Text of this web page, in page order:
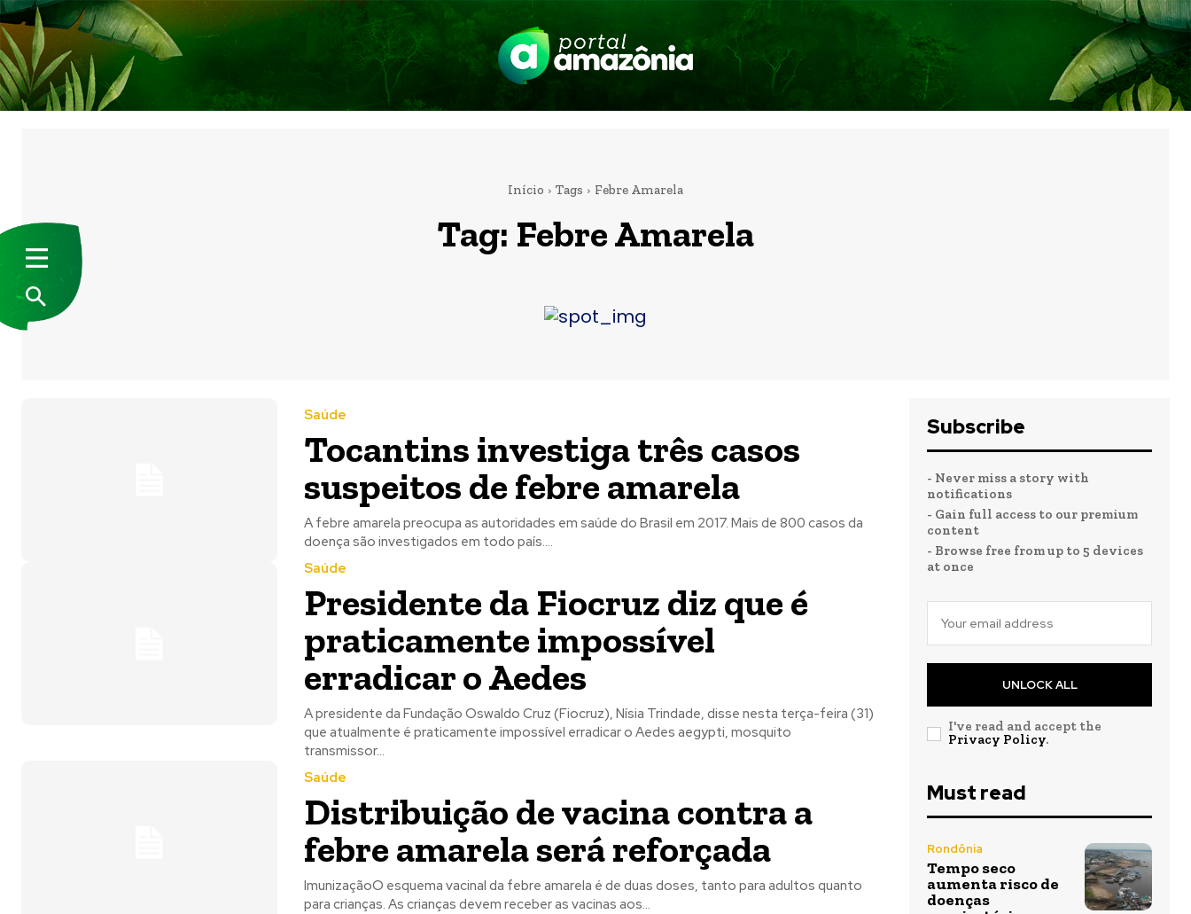
Início Tags Febre Amarela
Tag: Febre Amarela
Saúde
Tocantins investiga três casos
suspeitos de febre amarela
A febre amarela preocupa as autoridades em saúde do Brasil em 2017. Mais de 800 casos da
doença são investigados em todo país....
Saúde
Presidente da Fiocruz diz que é
praticamente impossível
erradicar o Aedes
A presidente da Fundação Oswaldo Cruz (Fiocruz), Nísia Trindade, disse nesta terça-feira (31)
que atualmente é praticamente impossível erradicar o Aedes aegypti, mosquito
transmissor...
Saúde
Distribuição de vacina contra a
febre amarela será reforçada
ImunizaçãoO esquema vacinal da febre amarela é de duas doses, tanto para adultos quanto
para crianças. As crianças devem receber as vacinas aos...
Subscribe
- Never miss a story with
notifications
- Gain full access to our premium
content
- Browse free from up to 5 devices
at once
UNLOCK ALL
I've read and accept the
Privacy Policy.
Must read
Rondônia
Tempo seco
aumenta risco de
doenças